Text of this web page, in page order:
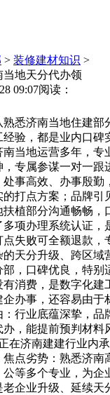
> 装修建材知识 >
当地天分代办领
09:07阅读：
济南当地住建部
验，都是业内口碑
当地运营多年，专
专属参谋一对一跟
事高效、办事殷勤
打点方案；品牌引
植部分沟通畅畅，
项办理系统认证，
失败可全额退款，
天分升级、跨区域
，口碑优良，特别
消费，是数字化建
办事，还容易由于
行业底蕴深挚，品
，能提前预判材料
在济南建建行业内
焦点劣势：熟悉济南
等多个专业，为企
企业升级、延续天